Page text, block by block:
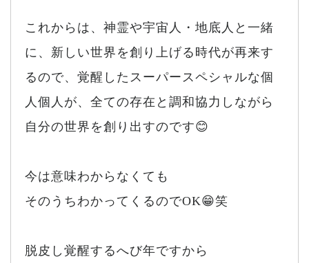
これからは、神霊や宇宙人・地底人と一緒
に、新しい世界を創り上げる時代が再来す
るので、覚醒したスーパースペシャルな個
人個人が、全ての存在と調和協力しながら
自分の世界を創り出すのです😊
今は意味わからなくても
そのうちわかってくるのでOK😁笑
脱皮し覚醒するへび年ですから